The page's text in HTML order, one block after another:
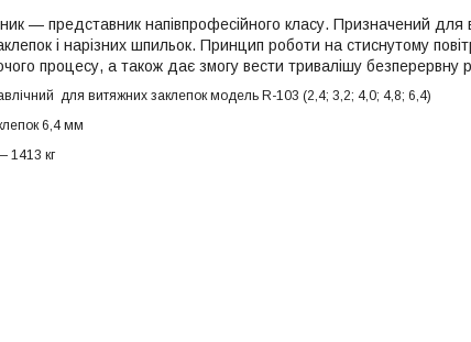
— представник напівпрофесійного класу. Призначений для
і нарізних шпильок. Принцип роботи на стиснутому
процесу, а також дає змогу вести тривалішу безперервну
для витяжних заклепок модель R-103 (2,4; 3,2; 4,0; 4,8; 6,4)
6,4 мм
1413 кг